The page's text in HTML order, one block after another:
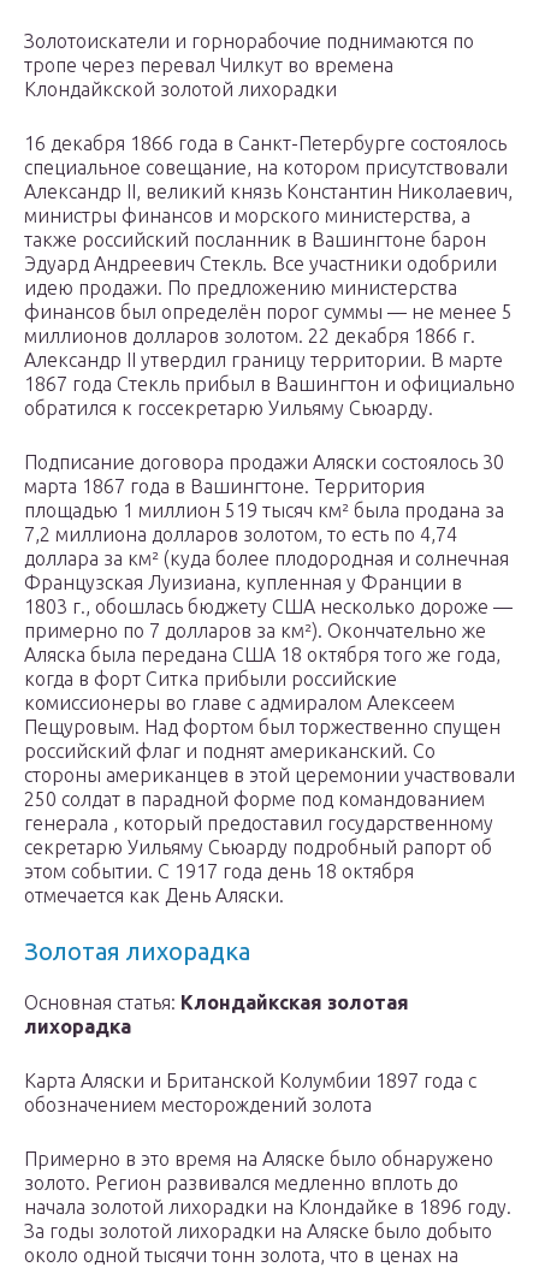
Золотоискатели и горнорабочие поднимаются по
тропе через перевал Чилкут во времена
Клондайкской золотой лихорадки
16 декабря 1866 года в Санкт-Петербурге состоялось
специальное совещание, на котором присутствовали
Александр II, великий князь Константин Николаевич,
министры финансов и морского министерства, а
также российский посланник в Вашингтоне барон
Эдуард Андреевич Стекль. Все участники одобрили
идею продажи. По предложению министерства
финансов был определён порог суммы — не менее 5
миллионов долларов золотом. 22 декабря 1866 г.
Александр II утвердил границу территории. В марте
1867 года Стекль прибыл в Вашингтон и официально
обратился к госсекретарю Уильяму Сьюарду.
Подписание договора продажи Аляски состоялось 30
марта 1867 года в Вашингтоне. Территория
площадью 1 миллион 519 тысяч км² была продана за
7,2 миллиона долларов золотом, то есть по 4,74
доллара за км² (куда более плодородная и солнечная
Французская Луизиана, купленная у Франции в
1803 г., обошлась бюджету США несколько дороже —
примерно по 7 долларов за км²). Окончательно же
Аляска была передана США 18 октября того же года,
когда в форт Ситка прибыли российские
комиссионеры во главе с адмиралом Алексеем
Пещуровым. Над фортом был торжественно спущен
российский флаг и поднят американский. Со
стороны американцев в этой церемонии участвовали
250 солдат в парадной форме под командованием
генерала , который предоставил государственному
секретарю Уильяму Сьюарду подробный рапорт об
этом событии. С 1917 года день 18 октября
отмечается как День Аляски.
Золотая лихорадка
Основная статья: Клондайкская золотая
лихорадка
Карта Аляски и Британской Колумбии 1897 года с
обозначением месторождений золота
Примерно в это время на Аляске было обнаружено
золото. Регион развивался медленно вплоть до
начала золотой лихорадки на Клондайке в 1896 году.
За годы золотой лихорадки на Аляске было добыто
около одной тысячи тонн золота, что в ценах на